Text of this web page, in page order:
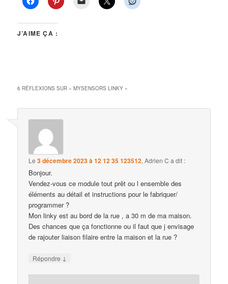
J’AIME ÇA :
6 RÉFLEXIONS SUR «MYSENSORS LINKY »
Le3 décembre 2023 à 12 12 35 123512,Adrien C a dit :
Bonjour.
Vendez-vous ce module tout prêt ou l ensemble des
éléments au détail et instructions pour le fabriquer/
programmer ?
Mon linky est au bord de la rue , a 30 m de ma maison.
Des chances que ça fonctionne ou il faut que j envisage
de rajouter liaison filaire entre la maison et la rue ?
Répondre ↓